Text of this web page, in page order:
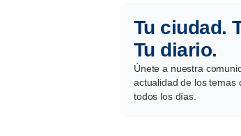
Tu ciudad.
Tu diario.
Únete a nuestra
actualidad de los temas
todos los días.